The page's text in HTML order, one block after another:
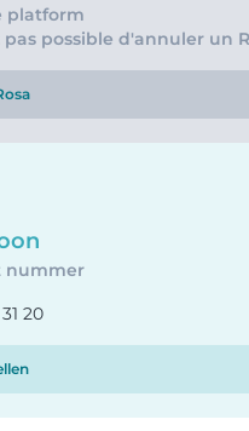
platform
pas possible d'annuler un
nummer
20